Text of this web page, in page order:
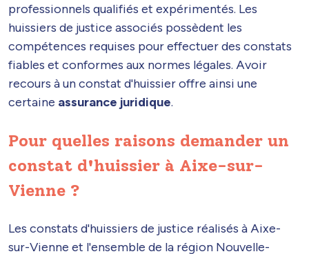
professionnels qualifiés et expérimentés. Les
huissiers de justice associés possèdent les
compétences requises pour effectuer des constats
fiables et conformes aux normes légales. Avoir
recours à un constat d'huissier offre ainsi une
certaine assurance juridique.
Pour quelles raisons demander un
constat d'huissier à Aixe-sur-
Vienne ?
Les constats d'huissiers de justice réalisés à Aixe-
sur-Vienne et l'ensemble de la région Nouvelle-